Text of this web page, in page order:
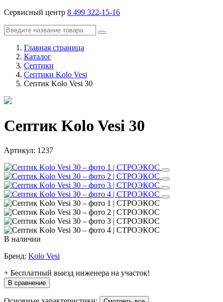
Сервисный центр 8 499 322-15-16
Главная страница
Каталог
Септики
Септики Kolo Vesi
Септик Kolo Vesi 30
Септик Kolo Vesi 30
Артикул: 1237
В наличии
Бренд: Kolo Vesi
+ Бесплатный выезд инженера на участок!
В сравнение